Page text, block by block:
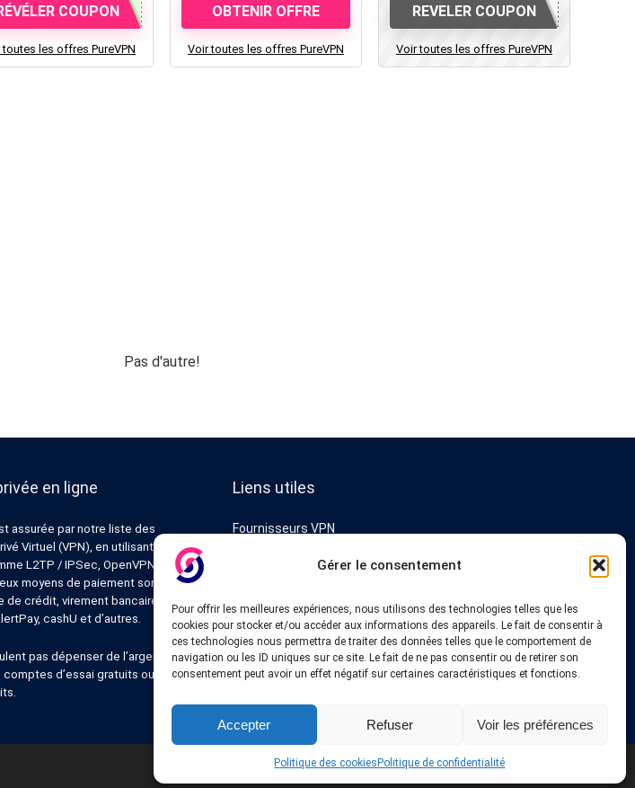
Gérer le consentement
Pour offrir les meilleures expériences, nous utilisons des technologies telles que les
cookies pour stocker et/ou accéder aux informations des appareils. Le fait de consentir à
ces technologies nous permettra de traiter des données telles que le comportement de
navigation ou les ID uniques sur ce site. Le fait de ne pas consentir ou de retirer son
consentement peut avoir un effet négatif sur certaines caractéristiques et fonctions.
Accepter Refuser Voir les préférences
Politique des cookies Politique de confidentialité
COUPON
toutes les offres PureVPN
OBTENIR OFFRE
Voir toutes les offres PureVPN
REVELER COUPON
Voir toutes les offres PureVPN
Pas d'autre!
en ligne
assurée par notre liste des
Virtuel (VPN), en utilisant
L2TP / IPSec, OpenVPN, PPTP,
moyens de paiement sont
crédit, virement bancaire,
cashU et d’autres.
pas dépenser de l’argent
d’essai gratuits ou des
Liens utiles
Fournisseurs VPN
Offres & Coupons VPN
Blog
Politique de confidentialité
Contact